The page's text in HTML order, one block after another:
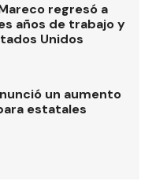
regresó a
años de trabajo y
Unidos
un aumento
estatales